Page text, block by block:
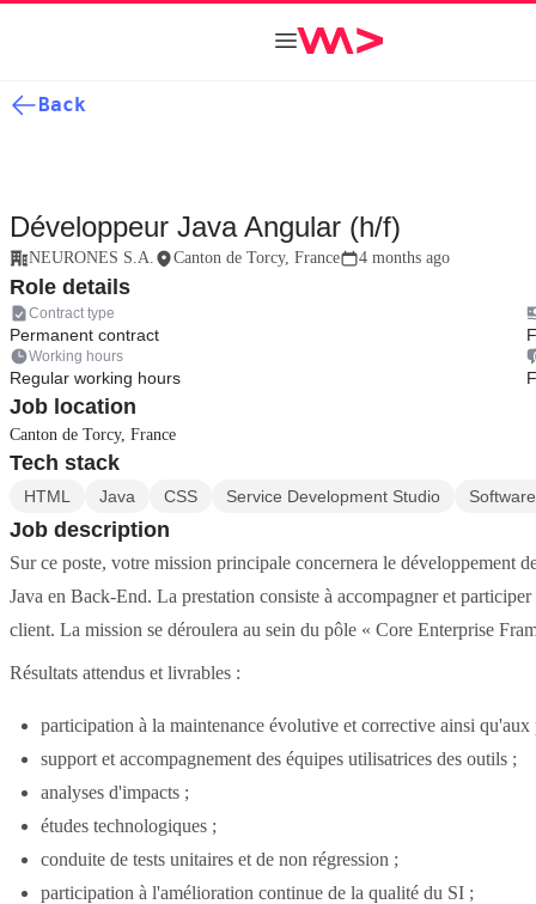
Back
Développeur Java Angular (h/f)
NEURONES S.A. Canton de Torcy, France 4 months ago
Role details
Contract type
Permanent contract
Working hours
Regular working hours
Job location
Canton de Torcy, France
Tech stack
HTML Java CSS Service Development Studio
Job description
Sur ce poste, votre mission principale concernera le développement
Java en Back-End. La prestation consiste à accompagner et
client. La mission se déroulera au sein du pôle « Core Enterprise
Résultats attendus et livrables :
participation à la maintenance évolutive et corrective ainsi qu'aux
support et accompagnement des équipes utilisatrices des outils ;
analyses d'impacts ;
études technologiques ;
conduite de tests unitaires et de non régression ;
participation à l'amélioration continue de la qualité du SI ;